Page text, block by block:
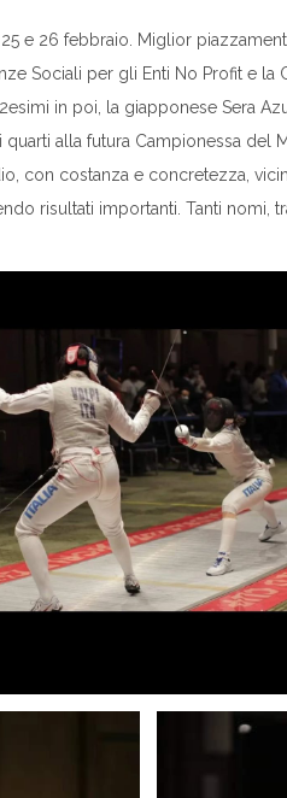
e 26 febbraio. Miglior
Sociali per gli Enti No Profit e
in poi, la giapponese Sera
alla futura Campionessa del
con costanza e concretezza,
risultati importanti. Tanti nomi,